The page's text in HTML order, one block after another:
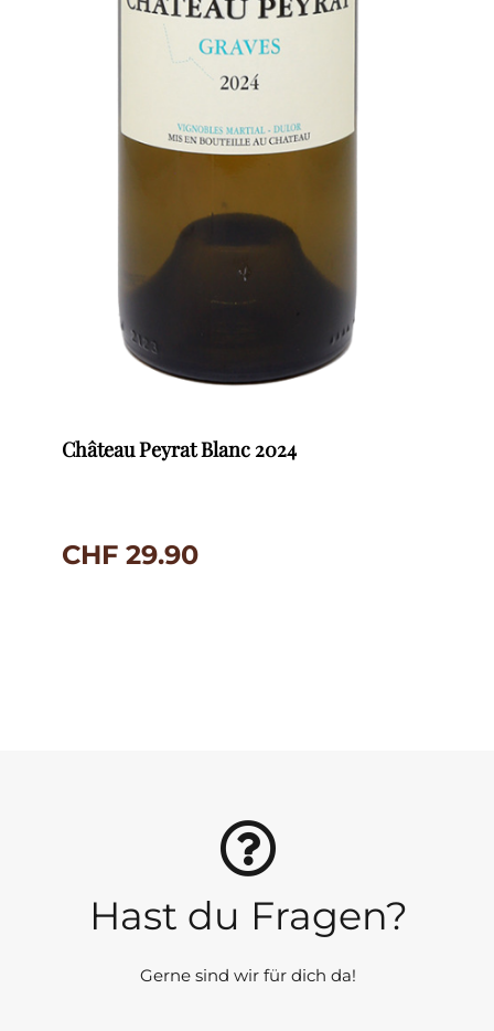
Château Peyrat Blanc 2024
CHF 29.90
Hast du Fragen?
Gerne sind wir für dich da!